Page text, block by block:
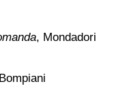
, Mondadori